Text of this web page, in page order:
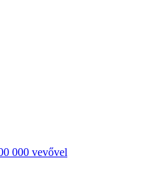
000 vevővel